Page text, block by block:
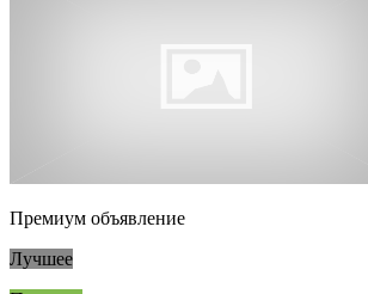
Премиум объявление
Лучшее